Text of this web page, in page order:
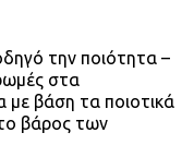
την ποιότητα –
στα
με βάση τα ποιοτικά
βάρος των